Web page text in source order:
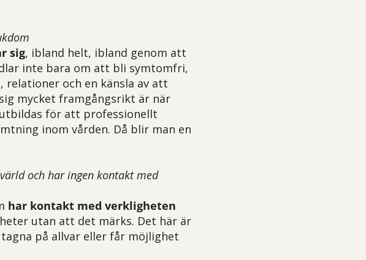
sig, ibland helt, ibland genom att
inte bara om att bli symtomfri,
och en känsla av att
mycket framgångsrikt är när
för att professionellt
inom vården. Då blir man en
och har ingen kontakt med
har kontakt med verkligheten
utan att det märks. Det här är
på allvar eller får möjlighet